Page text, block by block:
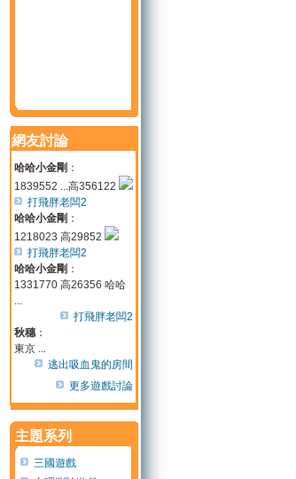
網友討論
哈哈小金剛 ：
1839552 ...高356122
打飛胖老闆2
哈哈小金剛 ：
1218023 高29852
打飛胖老闆2
哈哈小金剛 ：
1331770 高26356 哈哈
...
打飛胖老闆2
秋穗：
東京 ...
逃出吸血鬼的房間
更多遊戲討論
主題系列
三國遊戲